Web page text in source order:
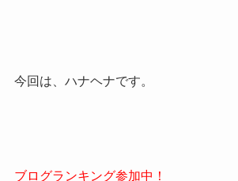
今回は、ハナヘナです。
ブログランキング参加中！